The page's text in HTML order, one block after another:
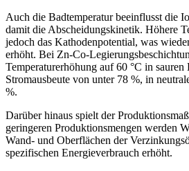
Auch die Badtemperatur beeinflusst die
damit die Abscheidungskinetik. Höhere
jedoch das Kathodenpotential, was
erhöht. Bei Zn-Co-
Temperaturerhöhung auf 60 °C in sauren
Stromausbeute von unter 78 %, in
%.
Darüber hinaus spielt der
geringeren Produktionsmengen werden
Wand- und Oberflächen der
spezifischen Energieverbrauch erhöht.